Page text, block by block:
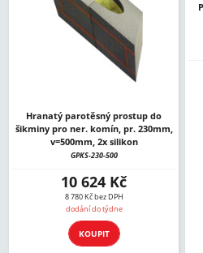
Hranatý parotěsný prostup do
šikminy pro ner. komín, pr. 230mm,
v=500mm, 2x silikon
GPKS-230-500
10 624 Kč
8 780 Kč bez DPH
dodání do týdne
KOUPIT